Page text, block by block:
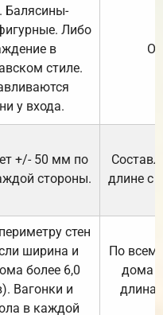
Балясины-
Либо
в
стиле.
у входа.
+/- 50 мм по
стороны.
длине с
стен
ширина и
более 6,0
Вагонки и
в каждой
По
дома
длина